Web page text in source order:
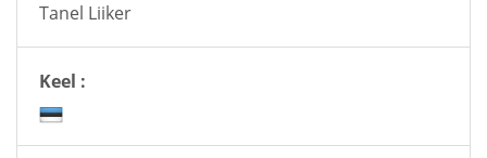
Tanel Liiker
Keel :